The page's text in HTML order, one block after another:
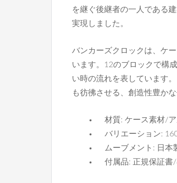
を継ぐ後継者の一人である
実現しました。
バンカーズクロックは、ケ
います。12のブロックで構
い時の流れを表しています
も彷彿させる、創造性豊かな
材質: ケース素材/
バリエーション:
ムーブメント: 日本
付属品: 正規保証書